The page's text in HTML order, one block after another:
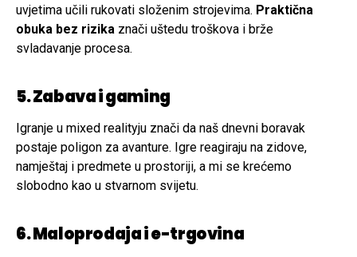
uvjetima učili rukovati složenim strojevima. Praktična
obuka bez rizika znači uštedu troškova i brže
svladavanje procesa.
5. Zabava i gaming
Igranje u mixed realityju znači da naš dnevni boravak
postaje poligon za avanture. Igre reagiraju na zidove,
namještaj i predmete u prostoriji, a mi se krećemo
slobodno kao u stvarnom svijetu.
6. Maloprodaja i e-trgovina